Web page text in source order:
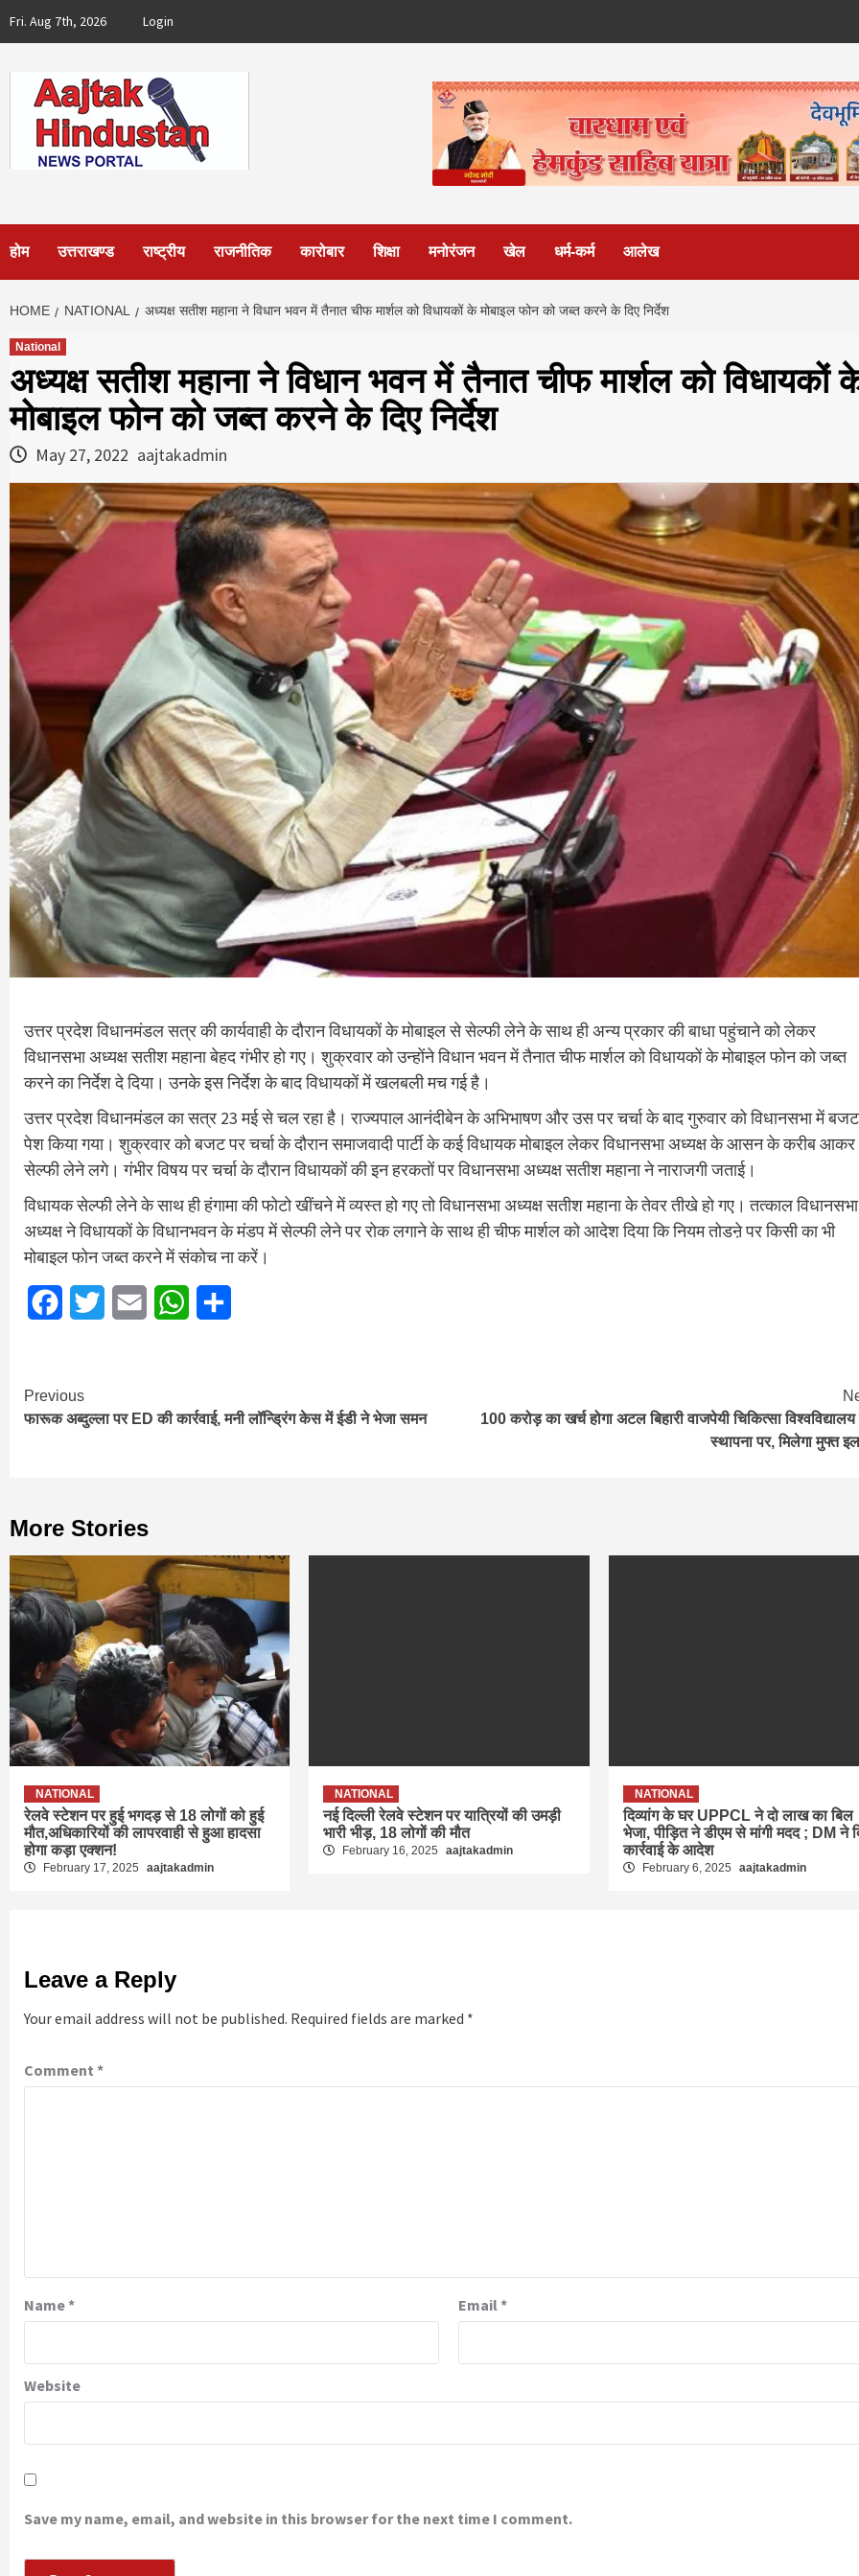
Fri. Aug 7th, 2026 Login
होम उत्तराखण्ड राष्ट्रीय राजनीतिक कारोबार शिक्षा मनोरंजन खेल धर्म-कर्म आलेख
HOME NATIONAL अध्यक्ष सतीश महाना ने विधान भवन में तैनात चीफ मार्शल को विधायकों के मोबाइल फोन को जब्त करने के दिए निर्देश
National
अध्यक्ष सतीश महाना ने विधान भवन में तैनात चीफ मार्शल को विधायकों
मोबाइल फोन को जब्त करने के दिए निर्देश
May 27, 2022 aajtakadmin
उत्तर प्रदेश विधानमंडल सत्र की कार्यवाही के दौरान विधायकों के मोबाइल से सेल्फी लेने के साथ ही अन्य प्रकार की बाधा पहुंचाने को लेकर
विधानसभा अध्यक्ष सतीश महाना बेहद गंभीर हो गए। शुक्रवार को उन्होंने विधान भवन में तैनात चीफ मार्शल को विधायकों के मोबाइल फोन को जब्त
करने का निर्देश दे दिया। उनके इस निर्देश के बाद विधायकों में खलबली मच गई है।
उत्तर प्रदेश विधानमंडल का सत्र 23 मई से चल रहा है। राज्यपाल आनंदीबेन के अभिभाषण और उस पर चर्चा के बाद गुरुवार को विधानसभा में बजट
पेश किया गया। शुक्रवार को बजट पर चर्चा के दौरान समाजवादी पार्टी के कई विधायक मोबाइल लेकर विधानसभा अध्यक्ष के आसन के करीब आकर
सेल्फी लेने लगे। गंभीर विषय पर चर्चा के दौरान विधायकों की इन हरकतों पर विधानसभा अध्यक्ष सतीश महाना ने नाराजगी जताई।
विधायक सेल्फी लेने के साथ ही हंगामा की फोटो खींचने में व्यस्त हो गए तो विधानसभा अध्यक्ष सतीश महाना के तेवर तीखे हो गए। तत्काल विधानसभा
अध्यक्ष ने विधायकों के विधानभवन के मंडप में सेल्फी लेने पर रोक लगाने के साथ ही चीफ मार्शल को आदेश दिया कि नियम तोडऩे पर किसी का भी
मोबाइल फोन जब्त करने में संकोच ना करें।
FacebookTwitter Email WhatsApp
Continue
Reading
Previous
फारूक अब्दुल्ला पर ED की कार्रवाई, मनी लॉन्ड्रिंग केस में ईडी ने भेजा समन
100 करोड़ का खर्च होगा अटल बिहारी वाजपेयी चिकित्सा
स्थापना पर, मिलेगा मुफ्त
More Stories
NATIONAL
रेलवे स्टेशन पर हुई भगदड़ से 18 लोगों को हुई
मौत,अधिकारियों की लापरवाही से हुआ हादसा
होगा कड़ा एक्शन!
February 17, 2025 aajtakadmin
NATIONAL
नई दिल्ली रेलवे स्टेशन पर यात्रियों की उमड़ी
भारी भीड़, 18 लोगों की मौत
February 16, 2025 aajtakadmin
NATIONAL
दिव्यांग के घर UPPCL ने दो लाख का बिल
भेजा, पीड़ित ने डीएम से मांगी मदद ; DM ने
कार्रवाई के आदेश
February 6, 2025 aajtakadmin
Leave a Reply
Your email address will not be published. Required fields are marked *
Comment *
Name* Email*
Website
Save my name, email, and website in this browser for the next time I comment.